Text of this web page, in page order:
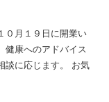
０月１９日に開業い
健康へのアドバイス
談に応じます。 お気